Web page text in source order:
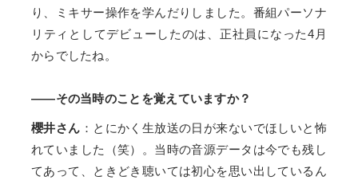
り、ミキサー操作を学んだりしました。番組パーソナ
リティとしてデビューしたのは、正社員になった4月
からでしたね。
――その当時のことを覚えていますか？
櫻井さん ：とにかく生放送の日が来ないでほしいと怖
れていました（笑）。当時の音源データは今でも残し
てあって、ときどき聴いては初心を思い出しているん